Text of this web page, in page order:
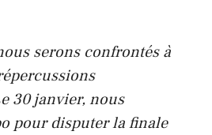
serons confrontés à
30 janvier, nous
pour disputer la finale